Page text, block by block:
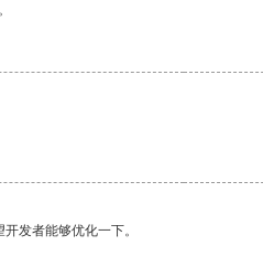
发者能够优化一下。